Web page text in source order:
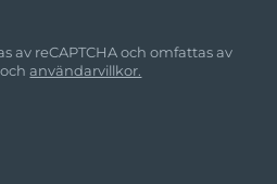
av reCAPTCHA och omfattas av
ochanvändarvillkor.